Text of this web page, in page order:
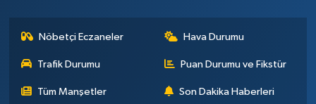
Nöbetçi Eczaneler Hava Durumu
Trafik Durumu Puan Durumu ve Fikstür
Tüm Manşetler Son Dakika Haberleri